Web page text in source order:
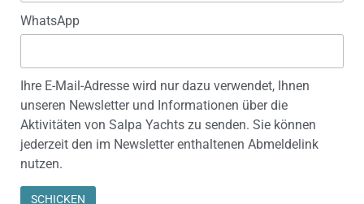
WhatsApp
Ihre E-Mail-Adresse wird nur dazu verwendet, Ihnen
unseren Newsletter und Informationen über die
Aktivitäten von Salpa Yachts zu senden. Sie können
jederzeit den im Newsletter enthaltenen Abmeldelink
nutzen.